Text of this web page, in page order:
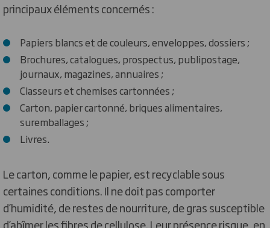
principaux éléments concernés :
Papiers blancs et de couleurs, enveloppes, dossiers ;
Brochures, catalogues, prospectus, publipostage,
journaux, magazines, annuaires ;
Classeurs et chemises cartonnées ;
Carton, papier cartonné, briques alimentaires,
suremballages ;
Livres.
Le carton, comme le papier, est recyclable sous
certaines conditions. Il ne doit pas comporter
d’humidité, de restes de nourriture, de gras susceptible
d’abîmer les fibres de cellulose. Leur présence risque, en